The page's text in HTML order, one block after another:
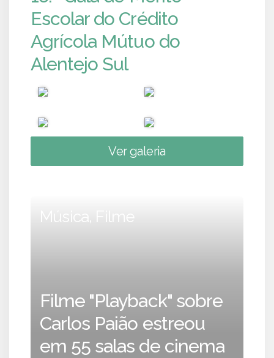
Escolar do Crédito
Agrícola Mútuo do
Alentejo Sul
Ver galeria
Música, Filme
Filme "Playback" sobre
Carlos Paião estreou
em 55 salas de cinema